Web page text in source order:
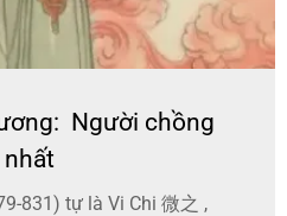
Người chồng
nhất
831) tự là Vi Chi 微之 ,